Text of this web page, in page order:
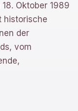
Oktober 1989
historische
der
vom